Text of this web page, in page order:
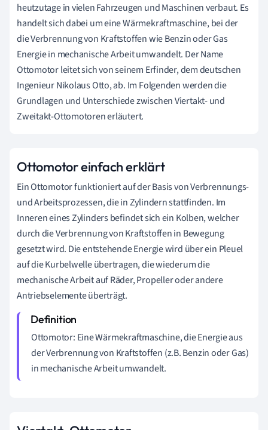
heutzutage in vielen Fahrzeugen und Maschinen verbaut. Es
handelt sich dabei um eine Wärmekraftmaschine, bei der
die Verbrennung von Kraftstoffen wie Benzin oder Gas
Energie in mechanische Arbeit umwandelt. Der Name
Ottomotor leitet sich von seinem Erfinder, dem deutschen
Ingenieur Nikolaus Otto, ab. Im Folgenden werden die
Grundlagen und Unterschiede zwischen Viertakt- und
Zweitakt-Ottomotoren erläutert.
Ottomotor einfach erklärt
Ein Ottomotor funktioniert auf der Basis von Verbrennungs-
und Arbeitsprozessen, die in Zylindern stattfinden. Im
Inneren eines Zylinders befindet sich ein Kolben, welcher
durch die Verbrennung von Kraftstoffen in Bewegung
gesetzt wird. Die entstehende Energie wird über ein Pleuel
auf die Kurbelwelle übertragen, die wiederum die
mechanische Arbeit auf Räder, Propeller oder andere
Antriebselemente überträgt.
Ottomotor: Eine Wärmekraftmaschine, die Energie aus
der Verbrennung von Kraftstoffen (z.B. Benzin oder Gas)
in mechanische Arbeit umwandelt.